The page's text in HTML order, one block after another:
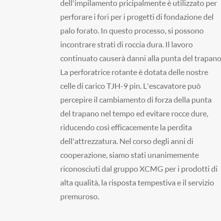
dell'impilamento pricipalmente è utilizzato per
perforare i fori per i progetti di fondazione del
palo forato. In questo processo, si possono
incontrare strati di roccia dura. Il lavoro
continuato causerà danni alla punta del
La perforatrice rotante è dotata delle nostre
celle di carico TJH-9 pin. L'escavatore può
percepire il cambiamento di forza della punta
del trapano nel tempo ed evitare rocce dure,
riducendo così efficacemente la perdita
dell'attrezzatura. Nel corso degli anni di
cooperazione, siamo stati unanimemente
riconosciuti dal gruppo XCMG per i prodotti di
alta qualità, la risposta tempestiva e il servizio
premuroso.